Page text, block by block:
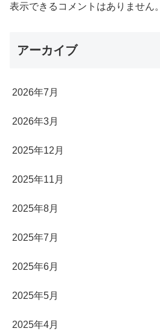
表示できるコメントはありません。
アーカイブ
2026年7月
2026年3月
2025年12月
2025年11月
2025年8月
2025年7月
2025年6月
2025年5月
2025年4月